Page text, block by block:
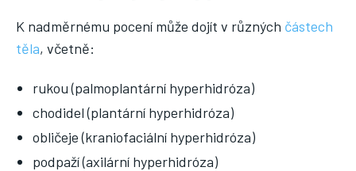
K nadměrnému pocení může dojít v různých částech
těla, včetně:
rukou (palmoplantární hyperhidróza)
chodidel (plantární hyperhidróza)
obličeje (kraniofaciální hyperhidróza)
podpaží (axilární hyperhidróza)